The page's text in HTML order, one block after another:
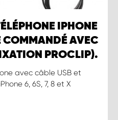
IPHONE
COMMANDÉ AVEC
PROCLIP).
avec câble USB et
6, 6S, 7, 8 et X